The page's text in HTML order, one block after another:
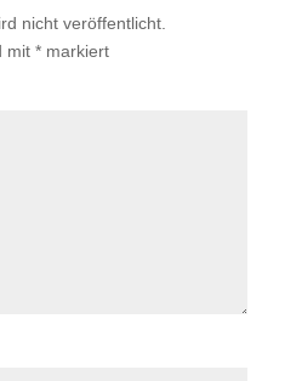
nicht veröffentlicht.
mit *markiert